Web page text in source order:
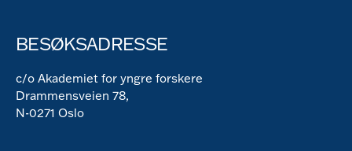
BESØKSADRESSE
c/o Akademiet for yngre forskere
Drammensveien 78,
N-0271 Oslo